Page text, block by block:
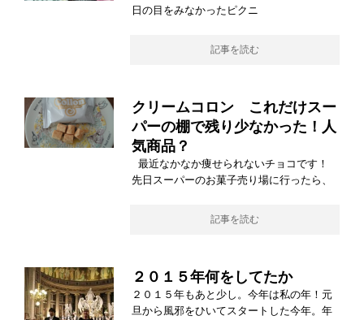
日の目をみなかったピクニ
記事を読む
クリームコロン これだけスー
パーの棚で残り少なかった！人
気商品？
最近なかなか痩せられないチョコです！
先日スーパーのお菓子売り場に行ったら、
記事を読む
２０１５年何をしてたか
２０１５年もあと少し。今年は私の年！元
旦から風邪をひいてスタートした今年。年